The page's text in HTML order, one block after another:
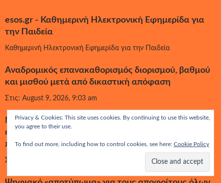
esos.gr - Καθημερινή Ηλεκτρονική Εφημερίδα για
την Παιδεία
Καθημερινή Ηλεκτρονική Εφημερίδα για την Παιδεία
Αναδρομικός επανακαθορισμός διορισμού, βαθμού
και μισθού μετά από δικαστική απόφαση
Στις: August 9, 2026, 9:03 am
Νέες αποσπάσεις τετραετούς διάρκειας
εκπαιδευτικών σε θέσεις επιστημονικού
προσωπικού στο ΙΕΠ
Στις: August 9, 2026, 8:52 am
Privacy & Cookies: This site uses cookies. By continuing to use this website,
you agree to their use.
To find out more, including how to control cookies, see here: Cookie Policy